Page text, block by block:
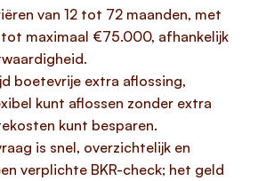
van 12 tot 72 maanden, met
maximaal €75.000, afhankelijk
boetevrije extra aflossing,
kunt aflossen zonder extra
kunt besparen.
is snel, overzichtelijk en
verplichte BKR-check; het geld